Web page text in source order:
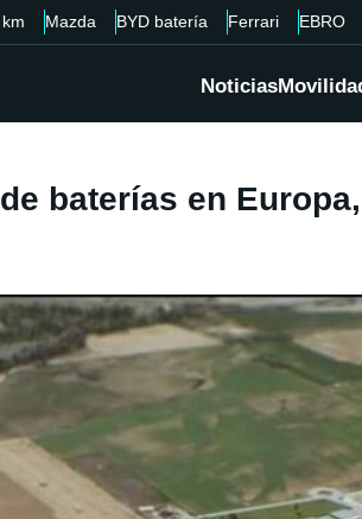
Mazda BYD batería Ferrari EBRO
Noticias
baterías en